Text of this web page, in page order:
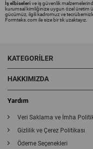
İş elbiseleri ve iş güvenlik
kurumsal kimliğinize uygun özel üretim
gücümüz, ilgili kadromuz ve
Formteks.com ile size bir tık uzaktayız.
KATEGORILER
HAKKIMIZDA
Yardım
Veri Saklama ve İmha
Gizlilik ve Çerez Politikası
Ödeme Seçenekleri